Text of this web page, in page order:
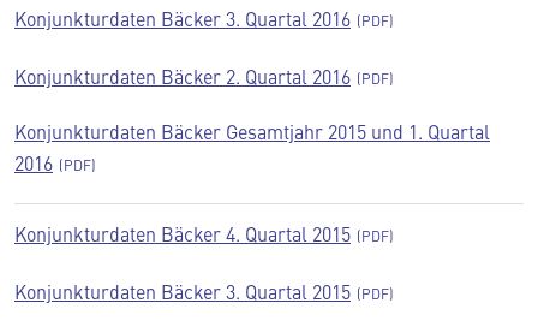
Konjunkturdaten Bäcker 3. Quartal 2016
Konjunkturdaten Bäcker 2. Quartal 2016
Konjunkturdaten Bäcker Gesamtjahr 2015 und 1. Quartal
2016
Konjunkturdaten Bäcker 4. Quartal 2015
Konjunkturdaten Bäcker 3. Quartal 2015